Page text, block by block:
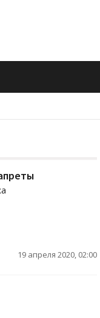
19 апреля 2020, 02:00